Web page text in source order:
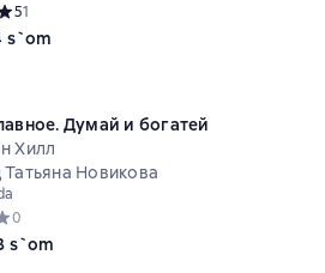
рейтинг 5 на основе 1 оценок
51
s`om
Думай и богатей
Хилл
Новикова
рейтинг 0 на основе 0 оценок
0
s`om